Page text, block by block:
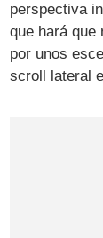
perspectiva
que hará que
por unos
scroll lateral